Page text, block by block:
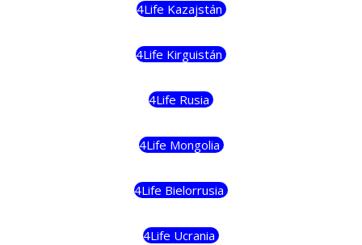
4Life Kazajstán
4Life Kirguistán
4Life Rusia
4Life Mongolia
4Life Bielorrusia
4Life Ucrania